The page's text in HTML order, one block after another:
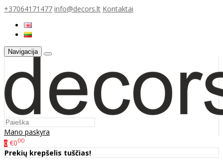
+37064171477 info@decors.lt Kontaktai
Navigacija
Mano paskyra
0 €000
Prekių krepšelis tuščias!